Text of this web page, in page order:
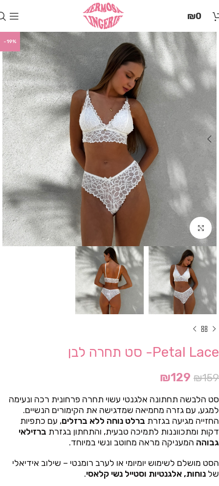
זֶה
מַעֲרֶכֶת
"המרכז
הישראלי
לְהַנְגָּשָׁת
אָתָרִים".
הַמְּסַיַּעַת
לִפְתִיחַת
תַּפְרִיט
הֵנְּגִישׁוּת
ALT+0
₪0
-19%
Click to enlarge
Petal Lace- סט תחרה לבן
₪159
₪129
סט הלבשה תחתונה אלגנטי עשוי תחרה פרחונית רכה ונעימה
למגע, עם גזרה מחמיאה שמדגישה את הקימורים הנשיים.
החזייה מגיעה בגזרת ברלט נוחה ללא ברזלים, עם כתפיות
דקות ומתכווננות לתמיכה טבעית, והתחתון בגזרת ברזילאי
גבוהה המעניקה מראה מחוטב ונשי במיוחד.
הסט מושלם לשימוש יומיומי או לערב רומנטי – שילוב אידיאלי
של נוחות, אלגנטיות וסטייל נשי קלאסי.